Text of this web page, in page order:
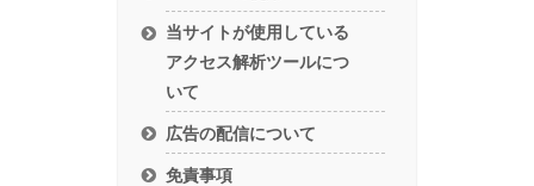
当サイトが使用している
アクセス解析ツールにつ
いて
広告の配信について
免責事項